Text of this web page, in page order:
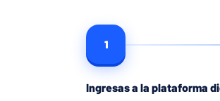
1
Ingresas a la plataforma